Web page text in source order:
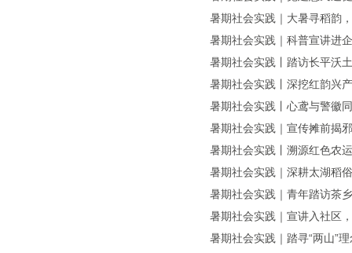
暑期社会实践｜大暑寻稻韵
暑期社会实践｜科普宣讲进
暑期社会实践丨踏访长平沃
暑期社会实践丨深挖红韵兴
暑期社会实践丨心鸢与警徽
暑期社会实践｜宣传摊前揭
暑期社会实践丨溯源红色农
暑期社会实践｜深耕太湖稻
暑期社会实践｜青年踏访茶
暑期社会实践｜宣讲入社区
暑期社会实践｜踏寻“两山”